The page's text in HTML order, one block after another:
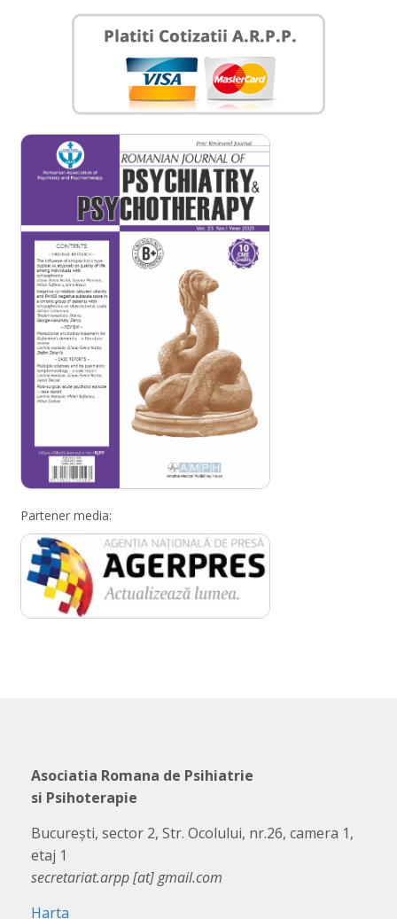
Partener media:
Asociatia Romana de Psihiatrie
si Psihoterapie
București, sector 2, Str. Ocolului, nr.26, camera 1,
etaj 1
secretariat.arpp [at] gmail.com
Harta